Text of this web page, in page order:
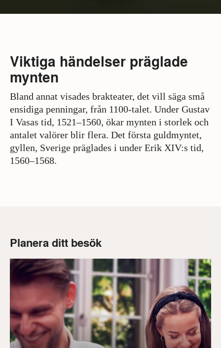
Viktiga händelser präglade
mynten
Bland annat visades brakteater, det vill säga små
ensidiga penningar, från 1100-talet. Under Gustav
I Vasas tid, 1521–1560, ökar mynten i storlek och
antalet valörer blir flera. Det första guldmyntet,
gyllen, Sverige präglades i under Erik XIV:s tid,
1560–1568.
Planera ditt besök